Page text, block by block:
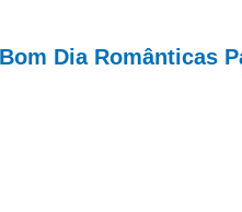
Dia Românticas